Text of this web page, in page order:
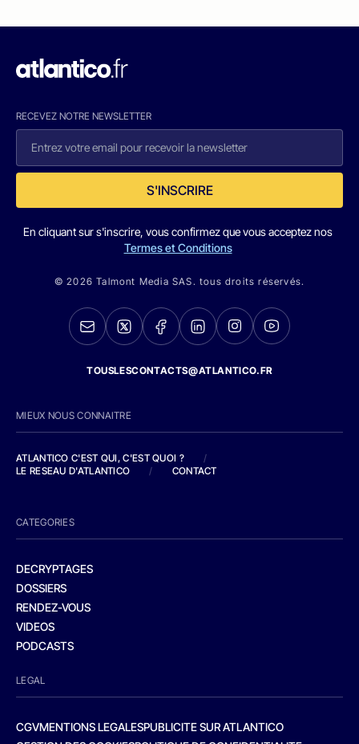
RECEVEZ NOTRE NEWSLETTER
S'INSCRIRE
En cliquant sur s'inscrire, vous confirmez que vous acceptez nos
Termes et Conditions
© 2026 Talmont Media SAS. tous droits réservés.
TOUSLESCONTACTS@ATLANTICO.FR
MIEUX NOUS CONNAITRE
ATLANTICO C'EST QUI, C'EST QUOI ?
/
LE RESEAU D'ATLANTICO
/ CONTACT
CATEGORIES
DECRYPTAGES
DOSSIERS
RENDEZ-VOUS
VIDEOS
PODCASTS
LEGAL
CGVMENTIONS LEGALESPUBLICITE SUR ATLANTICO